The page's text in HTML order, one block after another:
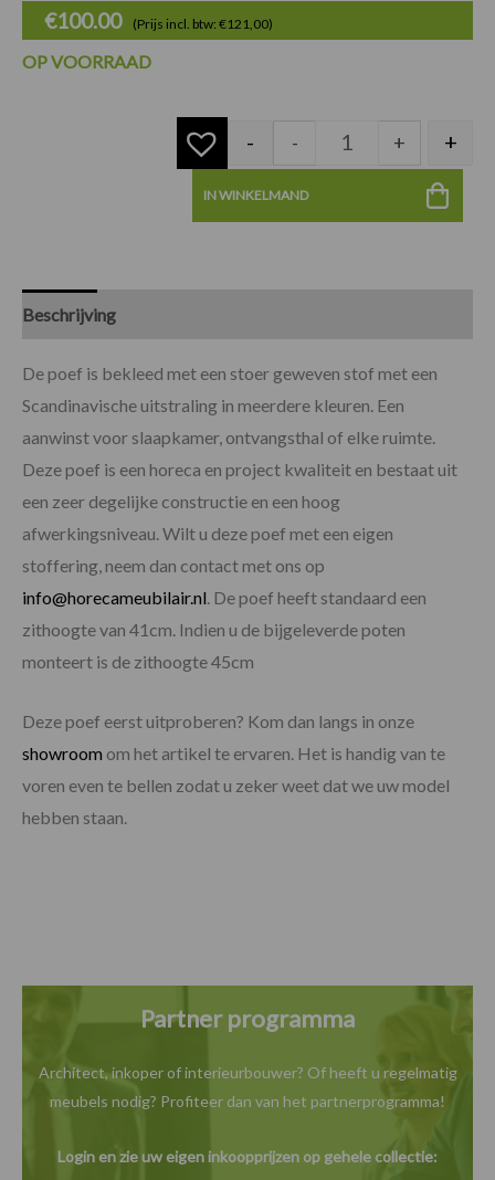
€100.00 (Prijs incl. btw: €121,00)
OP VOORRAAD
- - + +
IN WINKELMAND
Beschrijving
De poef is bekleed met een stoer geweven stof met een
Scandinavische uitstraling in meerdere kleuren. Een
aanwinst voor slaapkamer, ontvangsthal of elke ruimte.
Deze poef is een horeca en project kwaliteit en bestaat uit
een zeer degelijke constructie en een hoog
afwerkingsniveau. Wilt u deze poef met een eigen
stoffering, neem dan contact met ons op
info@horecameubilair.nl . De poef heeft standaard een
zithoogte van 41cm. Indien u de bijgeleverde poten
monteert is de zithoogte 45cm
Deze poef eerst uitproberen? Kom dan langs in onze
showroom om het artikel te ervaren. Het is handig van te
voren even te bellen zodat u zeker weet dat we uw model
hebben staan.
Partner programma
Architect, inkoper of interieurbouwer? Of heeft u regelmatig
meubels nodig? Profiteer dan van het partnerprogramma!
Login en zie uw eigen inkoopprijzen op gehele collectie: